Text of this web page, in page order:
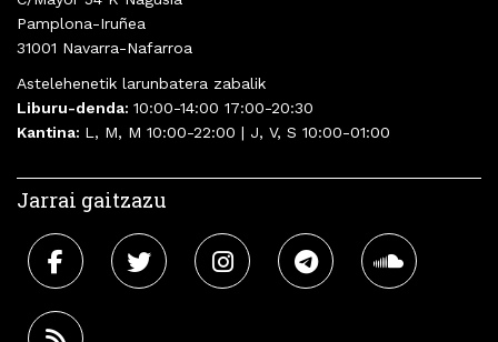
Pamplona-Iruñea
31001 Navarra-Nafarroa
Astelehenetik larunbatera zabalik
Liburu-denda: 10:00-14:00 17:00-20:30
Kantina: L, M, M 10:00-22:00 | J, V, S 10:00-01:00
Jarrai gaitzazu